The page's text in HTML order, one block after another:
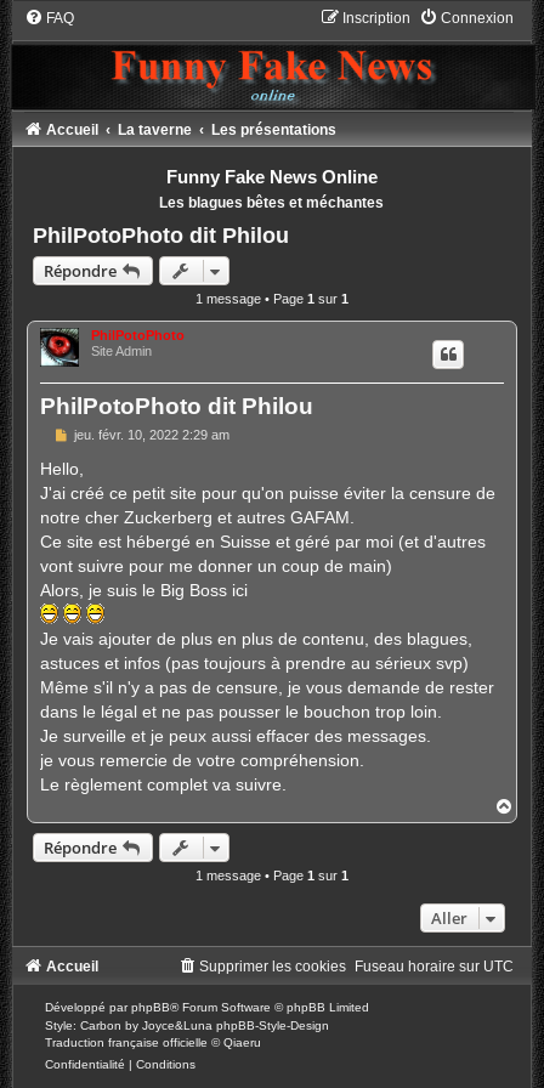
FAQ Connexion
Inscription
Accueil La taverne Les présentations
Funny Fake News Online
Les blagues bêtes et méchantes
PhilPotoPhoto dit Philou
Répondre
1 message • Page 1 sur 1
PhilPotoPhoto
Site Admin
PhilPotoPhoto dit Philou
M
s
a
g
e
jeu. févr. 10, 2022 2:29 am
Hello,
J'ai créé ce petit site pour qu'on puisse éviter la censure de
notre cher Zuckerberg et autres GAFAM.
Ce site est hébergé en Suisse et géré par moi (et d'autres
vont suivre pour me donner un coup de main)
Alors, je suis le Big Boss ici
Je vais ajouter de plus en plus de contenu, des blagues,
astuces et infos (pas toujours à prendre au sérieux svp)
Même s'il n'y a pas de censure, je vous demande de rester
dans le légal et ne pas pousser le bouchon trop loin.
Je surveille et je peux aussi effacer des messages.
je vous remercie de votre compréhension.
Le règlement complet va suivre.
a
Répondre
1 message • Page 1 sur 1
Aller
Accueil Fuseau horaire sur UTC
Supprimer les cookies
Développé parphpBB® Forum Software © phpBB Limited
Style: Carbon by Joyce&Luna phpBB-Style-Design
Traduction française officielle ©Qiaeru
Confidentialité | Conditions